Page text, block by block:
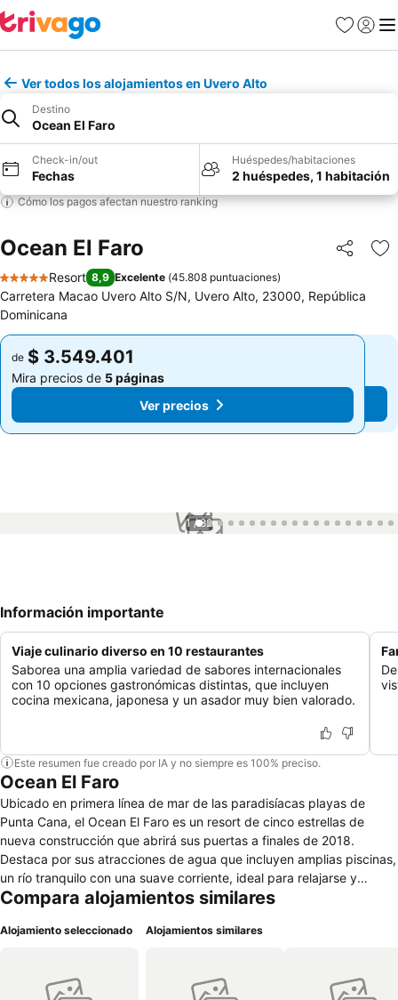
Favoritos
Iniciar
Ver todos los alojamientos en Uvero Alto
Destino
Ocean El Faro
Check-in/out
Fechas
Huéspedes/habitaciones
2 huéspedes, 1 habitación
Cómo los pagos afectan nuestro ranking
Ocean El Faro Compartir
5 Estrellas
Resort 8,9 Excelente (45.808 puntuaciones)
Carretera Macao Uvero Alto S/N, Uvero Alto, 23000, República
Dominicana
de $ 3.549.401
Mira precios de 5 páginas
Ver precios
de $ 3.549.401
Mira precios de 5 páginas
Ver precios
1 / 82
Información importante
Viaje culinario diverso en 10 restaurantes
Saborea una amplia variedad de sabores internacionales
con 10 opciones gastronómicas distintas, que incluyen
cocina mexicana, japonesa y un asador muy bien valorado.
Este resumen fue creado por IA y no siempre es 100% preciso.
Ocean El Faro
Ubicado en primera línea de mar de las paradisíacas playas de
Punta Cana, el Ocean El Faro es un resort de cinco estrellas de
nueva construcción que abrirá sus puertas a finales de 2018.
Destaca por sus atracciones de agua que incluyen amplias piscinas,
un río tranquilo con una suave corriente, ideal para relajarse y
dejarse llevar, además de una zona familiar con un parque acuático.
espectaculares habitaciones, una amplia gama de restaurantes
toda la familia. En mayo 2019 el hotel inaugurará una zona exclusiva
Compara alojamientos similares
Alojamiento seleccionado Alojamientos similares